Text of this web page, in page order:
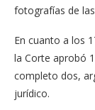
fotografías de
En cuanto a los
la Corte aprobó
completo dos,
jurídico.